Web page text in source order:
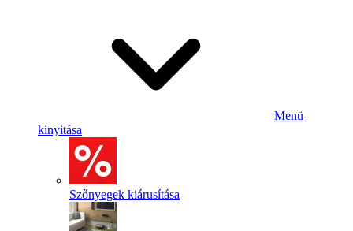
Menü
kinyitása
Szőnyegek kiárusítása